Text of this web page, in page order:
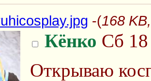
-(168
Кёнко Сб
Открываю